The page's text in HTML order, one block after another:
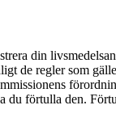
din
de regler som
du förtulla den.